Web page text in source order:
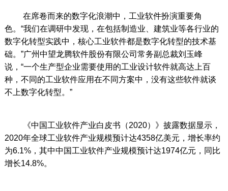
在席卷而来的数字化浪潮中，工业软件扮演重要角
色。“我们在调研中发现，在包括制造业、建筑业等各行业的
数字化转型实践中，核心工业软件都是数字化转型的技术基
础。”广州中望龙腾软件股份有限公司常务副总裁刘玉峰
说，“一个生产型企业需要使用的工业设计软件就高达上百
种，不同的工业软件应用在不同方案中，没有这些软件就谈
不上数字化转型。”
《中国工业软件产业白皮书（2020）》披露数据显示，
2020年全球工业软件产业规模预计达4358亿美元，增长率约
为6.1%，其中中国工业软件产业规模预计达1974亿元，同比
增长14.8%。